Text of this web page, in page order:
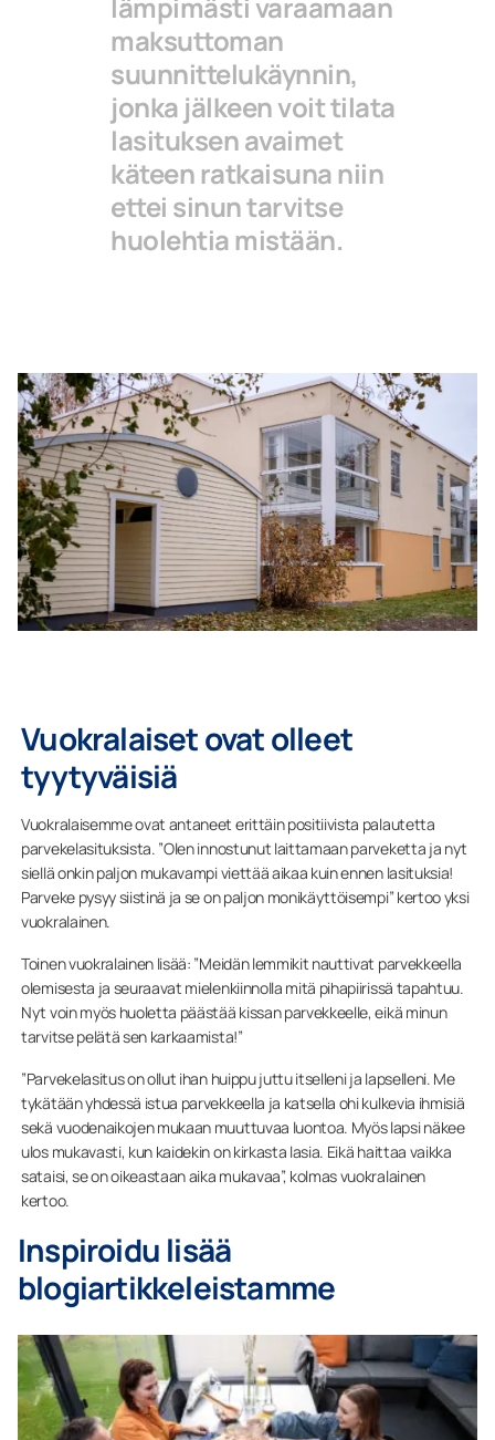
maksuttoman
suunnittelukäynnin,
jonka jälkeen voit tilata
lasituksen avaimet
käteen ratkaisuna niin
ettei sinun tarvitse
huolehtia mistään.
Vuokralaiset ovat olleet
tyytyväisiä
Vuokralaisemme ovat antaneet erittäin positiivista palautetta
parvekelasituksista. ”Olen innostunut laittamaan parveketta ja nyt
siellä onkin paljon mukavampi viettää aikaa kuin ennen lasituksia!
Parveke pysyy siistinä ja se on paljon monikäyttöisempi” kertoo yksi
vuokralainen.
Toinen vuokralainen lisää: ”Meidän lemmikit nauttivat parvekkeella
olemisesta ja seuraavat mielenkiinnolla mitä pihapiirissä tapahtuu.
Nyt voin myös huoletta päästää kissan parvekkeelle, eikä minun
tarvitse pelätä sen karkaamista!”
”Parvekelasitus on ollut ihan huippu juttu itselleni ja lapselleni. Me
tykätään yhdessä istua parvekkeella ja katsella ohi kulkevia ihmisiä
sekä vuodenaikojen mukaan muuttuvaa luontoa. Myös lapsi näkee
ulos mukavasti, kun kaidekin on kirkasta lasia. Eikä haittaa vaikka
sataisi, se on oikeastaan aika mukavaa”, kolmas vuokralainen
kertoo.
Inspiroidu lisää
blogiartikkeleistamme